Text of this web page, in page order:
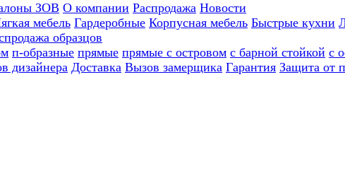
ЗОВ О компании Распродажа Новости
мебель Гардеробные Корпусная мебель Быстрые кухни
образцов
п-образные прямые прямые с островом с барной стойкой с
дизайнера Доставка Вызов замерщика Гарантия Защита от